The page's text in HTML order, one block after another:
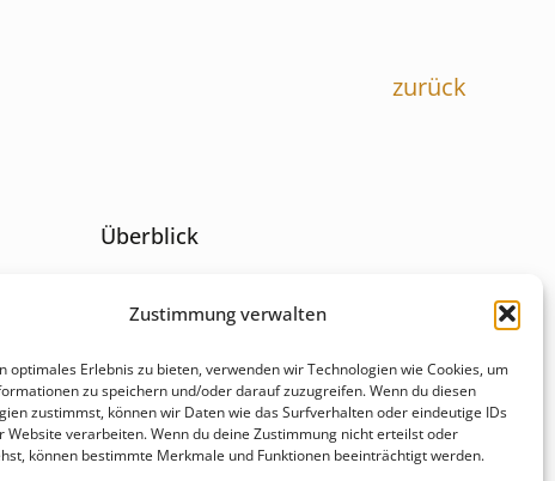
Zustimmung verwalten
optimales Erlebnis zu bieten, verwenden wir Technologien wie Cookies, um
zu speichern und/oder darauf zuzugreifen. Wenn du diesen
zustimmst, können wir Daten wie das Surfverhalten oder eindeutige IDs
Website verarbeiten. Wenn du deine Zustimmung nicht erteilst oder
können bestimmte Merkmale und Funktionen beeinträchtigt werden.
zurück
Überblick
Karriere
Kontakt & Anfahrt